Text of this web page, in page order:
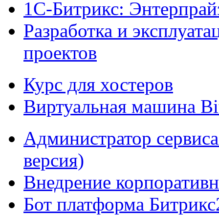
1С-Битрикс:
Разработка и
проектов
Курс для хостеров
Виртуальная машина
Администратор
версия)
Внедрение
Бот платформа